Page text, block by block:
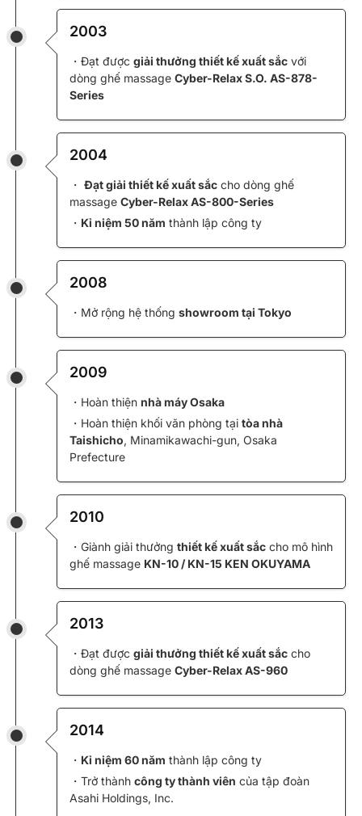
2003
・Đạt được giải thưởng thiết kế xuất sắc với
dòng ghế massage Cyber-Relax S.O. AS-878-
Series
2004
・ Đạt giải thiết kế xuất sắc cho dòng ghế
massage Cyber-Relax AS-800-Series
・ Kỉ niệm 50 năm thành lập công ty
2008
・Mở rộng hệ thống showroom tại Tokyo
2009
・Hoàn thiện nhà máy Osaka
・Hoàn thiện khối văn phòng tại tòa nhà
Taishicho, Minamikawachi-gun, Osaka
Prefecture
2010
・Giành giải thưởng thiết kế xuất sắc cho mô hình
ghế massage KN-10 / KN-15 KEN OKUYAMA
2013
・Đạt được giải thưởng thiết kế xuất sắc cho
dòng ghế massage Cyber-Relax AS-960
2014
・ Kỉ niệm 60 năm thành lập công ty
・Trở thành công ty thành viên của tập đoàn
Asahi Holdings, Inc.